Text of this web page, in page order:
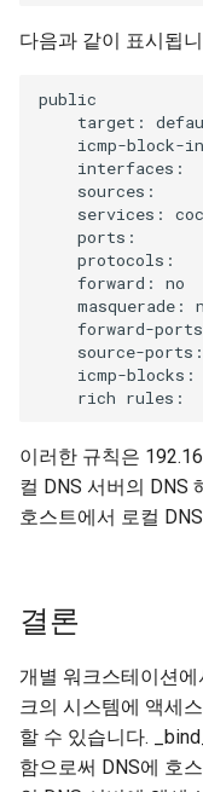
다음과 같이 표시됩
public
target:
icmp-block-
    interfaces:
    sources:
services:
    ports:
    protocols:
    forward: no
masquerade:
forward-
    source-ports:
    icmp-blocks:
이러한 규칙은
컬 DNS 서버의 DNS
호스트에서 로컬
결론
개별 워크스테이션
크의 시스템에 액세
할 수 있습니다.
함으로써 DNS에 호